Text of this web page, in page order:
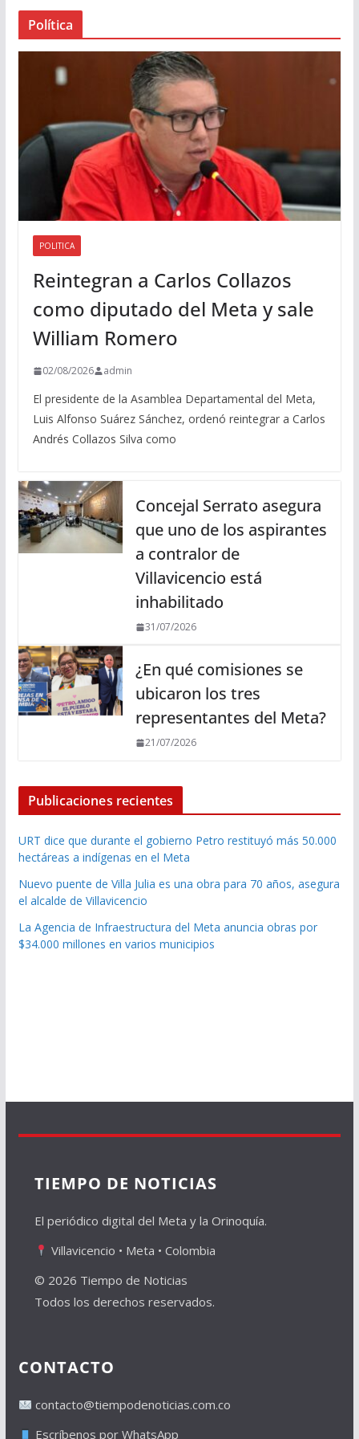
Política
POLITICA
Reintegran a Carlos Collazos
como diputado del Meta y sale
William Romero
02/08/2026 admin
El presidente de la Asamblea Departamental del Meta,
Luis Alfonso Suárez Sánchez, ordenó reintegrar a Carlos
Andrés Collazos Silva como
Concejal Serrato asegura
que uno de los aspirantes
a contralor de
Villavicencio está
inhabilitado
31/07/2026
¿En qué comisiones se
ubicaron los tres
representantes del Meta?
21/07/2026
Publicaciones recientes
URT dice que durante el gobierno Petro restituyó más 50.000
hectáreas a indígenas en el Meta
Nuevo puente de Villa Julia es una obra para 70 años, asegura
el alcalde de Villavicencio
La Agencia de Infraestructura del Meta anuncia obras por
$34.000 millones en varios municipios
TIEMPO DE NOTICIAS
El periódico digital del Meta y la Orinoquía.
Villavicencio • Meta • Colombia
© 2026 Tiempo de Noticias
Todos los derechos reservados.
CONTACTO
contacto@tiempodenoticias.com.co
Escríbenos por WhatsApp